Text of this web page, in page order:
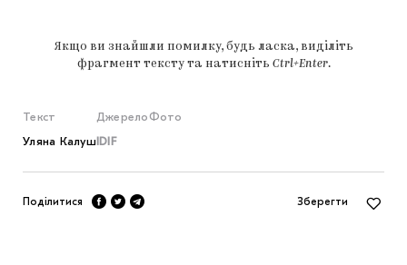
Якщо ви знайшли помилку, будь ласка, виділіть
фрагмент тексту та натисніть Ctrl+Enter.
Текст
Уляна Калуш
Джерело
IDIF
Фото
Поділитися Зберегти